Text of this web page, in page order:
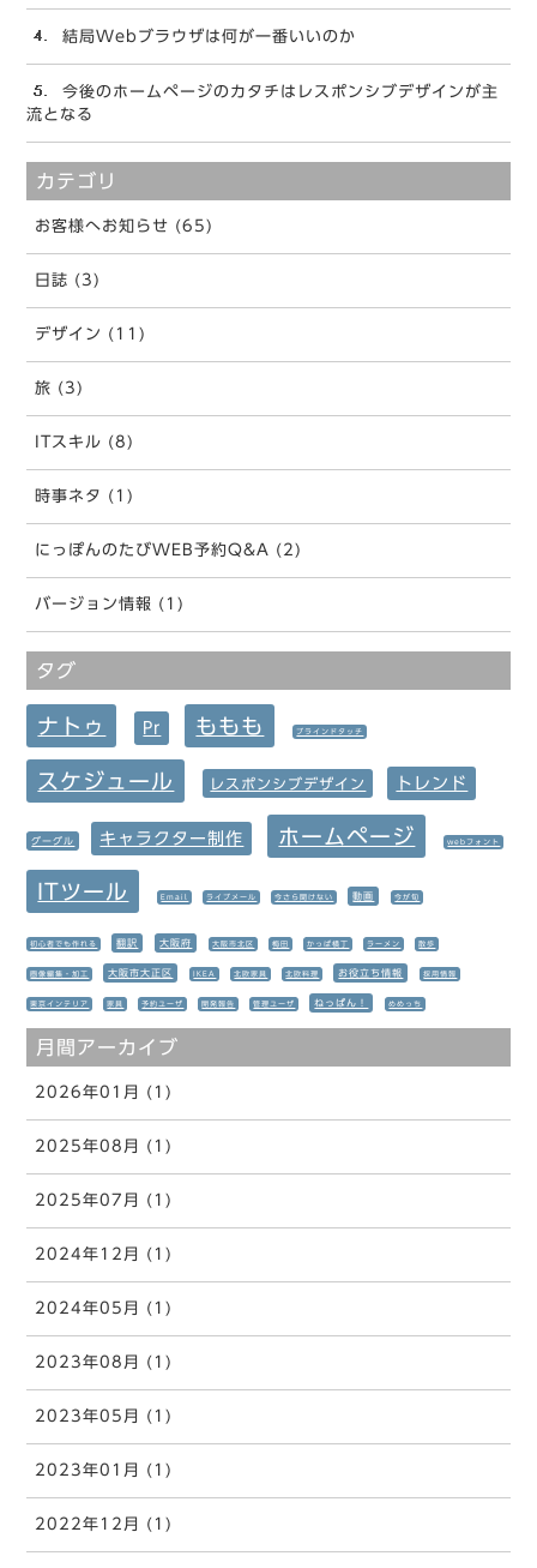
結局Webブラウザは何が一番いいのか
今後のホームページのカタチはレスポンシブデザインが主
流となる
カテゴリ
お客様へお知らせ (65)
日誌 (3)
デザイン (11)
旅 (3)
ITスキル (8)
時事ネタ (1)
にっぽんのたびWEB予約Q&A (2)
バージョン情報 (1)
タグ
ナトゥ Pr ももも ブラインドタッチ
スケジュール レスポンシブデザイン トレンド
グーグル キャラクター制作 ホームページ webフォント
ITツール Email ライブメール 今さら聞けない 動画 今が旬
初心者でも作れる 翻訳 大阪府 大阪市北区 梅田 かっぱ横丁 ラーメン 散歩
画像編集・加工 大阪市大正区 IKEA 北欧家具 北欧料理 お役立ち情報 採用情報
東京インテリア 家具 予約ユーザ 開発報告 管理ユーザ ねっぱん！ めめっち
月間アーカイブ
2026年01月 (1)
2025年08月 (1)
2025年07月 (1)
2024年12月 (1)
2024年05月 (1)
2023年08月 (1)
2023年05月 (1)
2023年01月 (1)
2022年12月 (1)